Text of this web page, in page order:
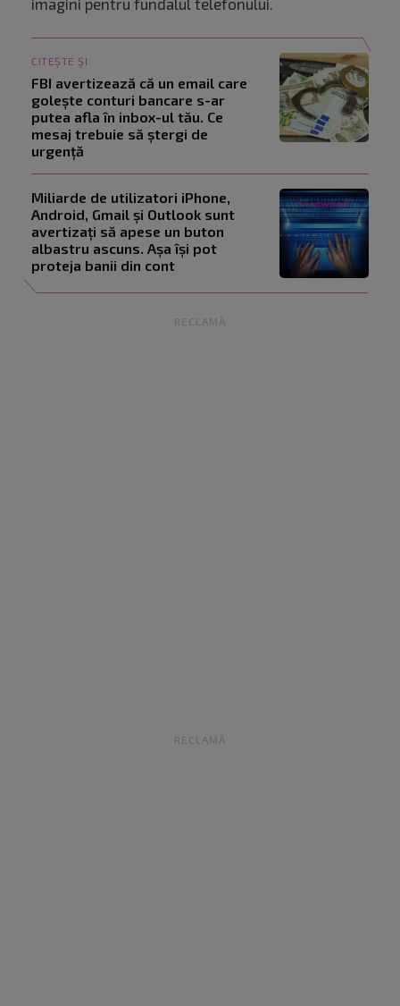
imagini pentru fundalul telefonului.
CITEȘTE ȘI
FBI avertizează că un email care
golește conturi bancare s-ar
putea afla în inbox-ul tău. Ce
mesaj trebuie să ștergi de
urgență
Miliarde de utilizatori iPhone,
Android, Gmail și Outlook sunt
avertizați să apese un buton
albastru ascuns. Așa își pot
proteja banii din cont
RECLAMĂ
RECLAMĂ